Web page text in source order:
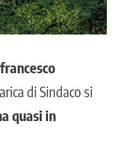
di Sindaco si
quasi in